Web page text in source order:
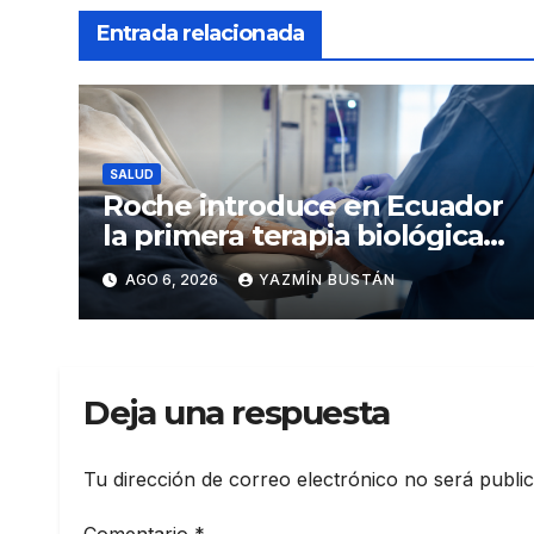
Entrada relacionada
SALUD
Roche introduce en Ecuador
la primera terapia biológica
de precisión capaz de
detener el daño renal por
nefritis lúpica
AGO 6, 2026 YAZMÍN BUSTÁN
Deja una respuesta
Tu dirección de correo electrónico no será